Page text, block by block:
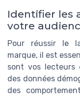
Identifier les
votre
Pour réussir le
marque, il est
sont vos lecteurs
des données
des